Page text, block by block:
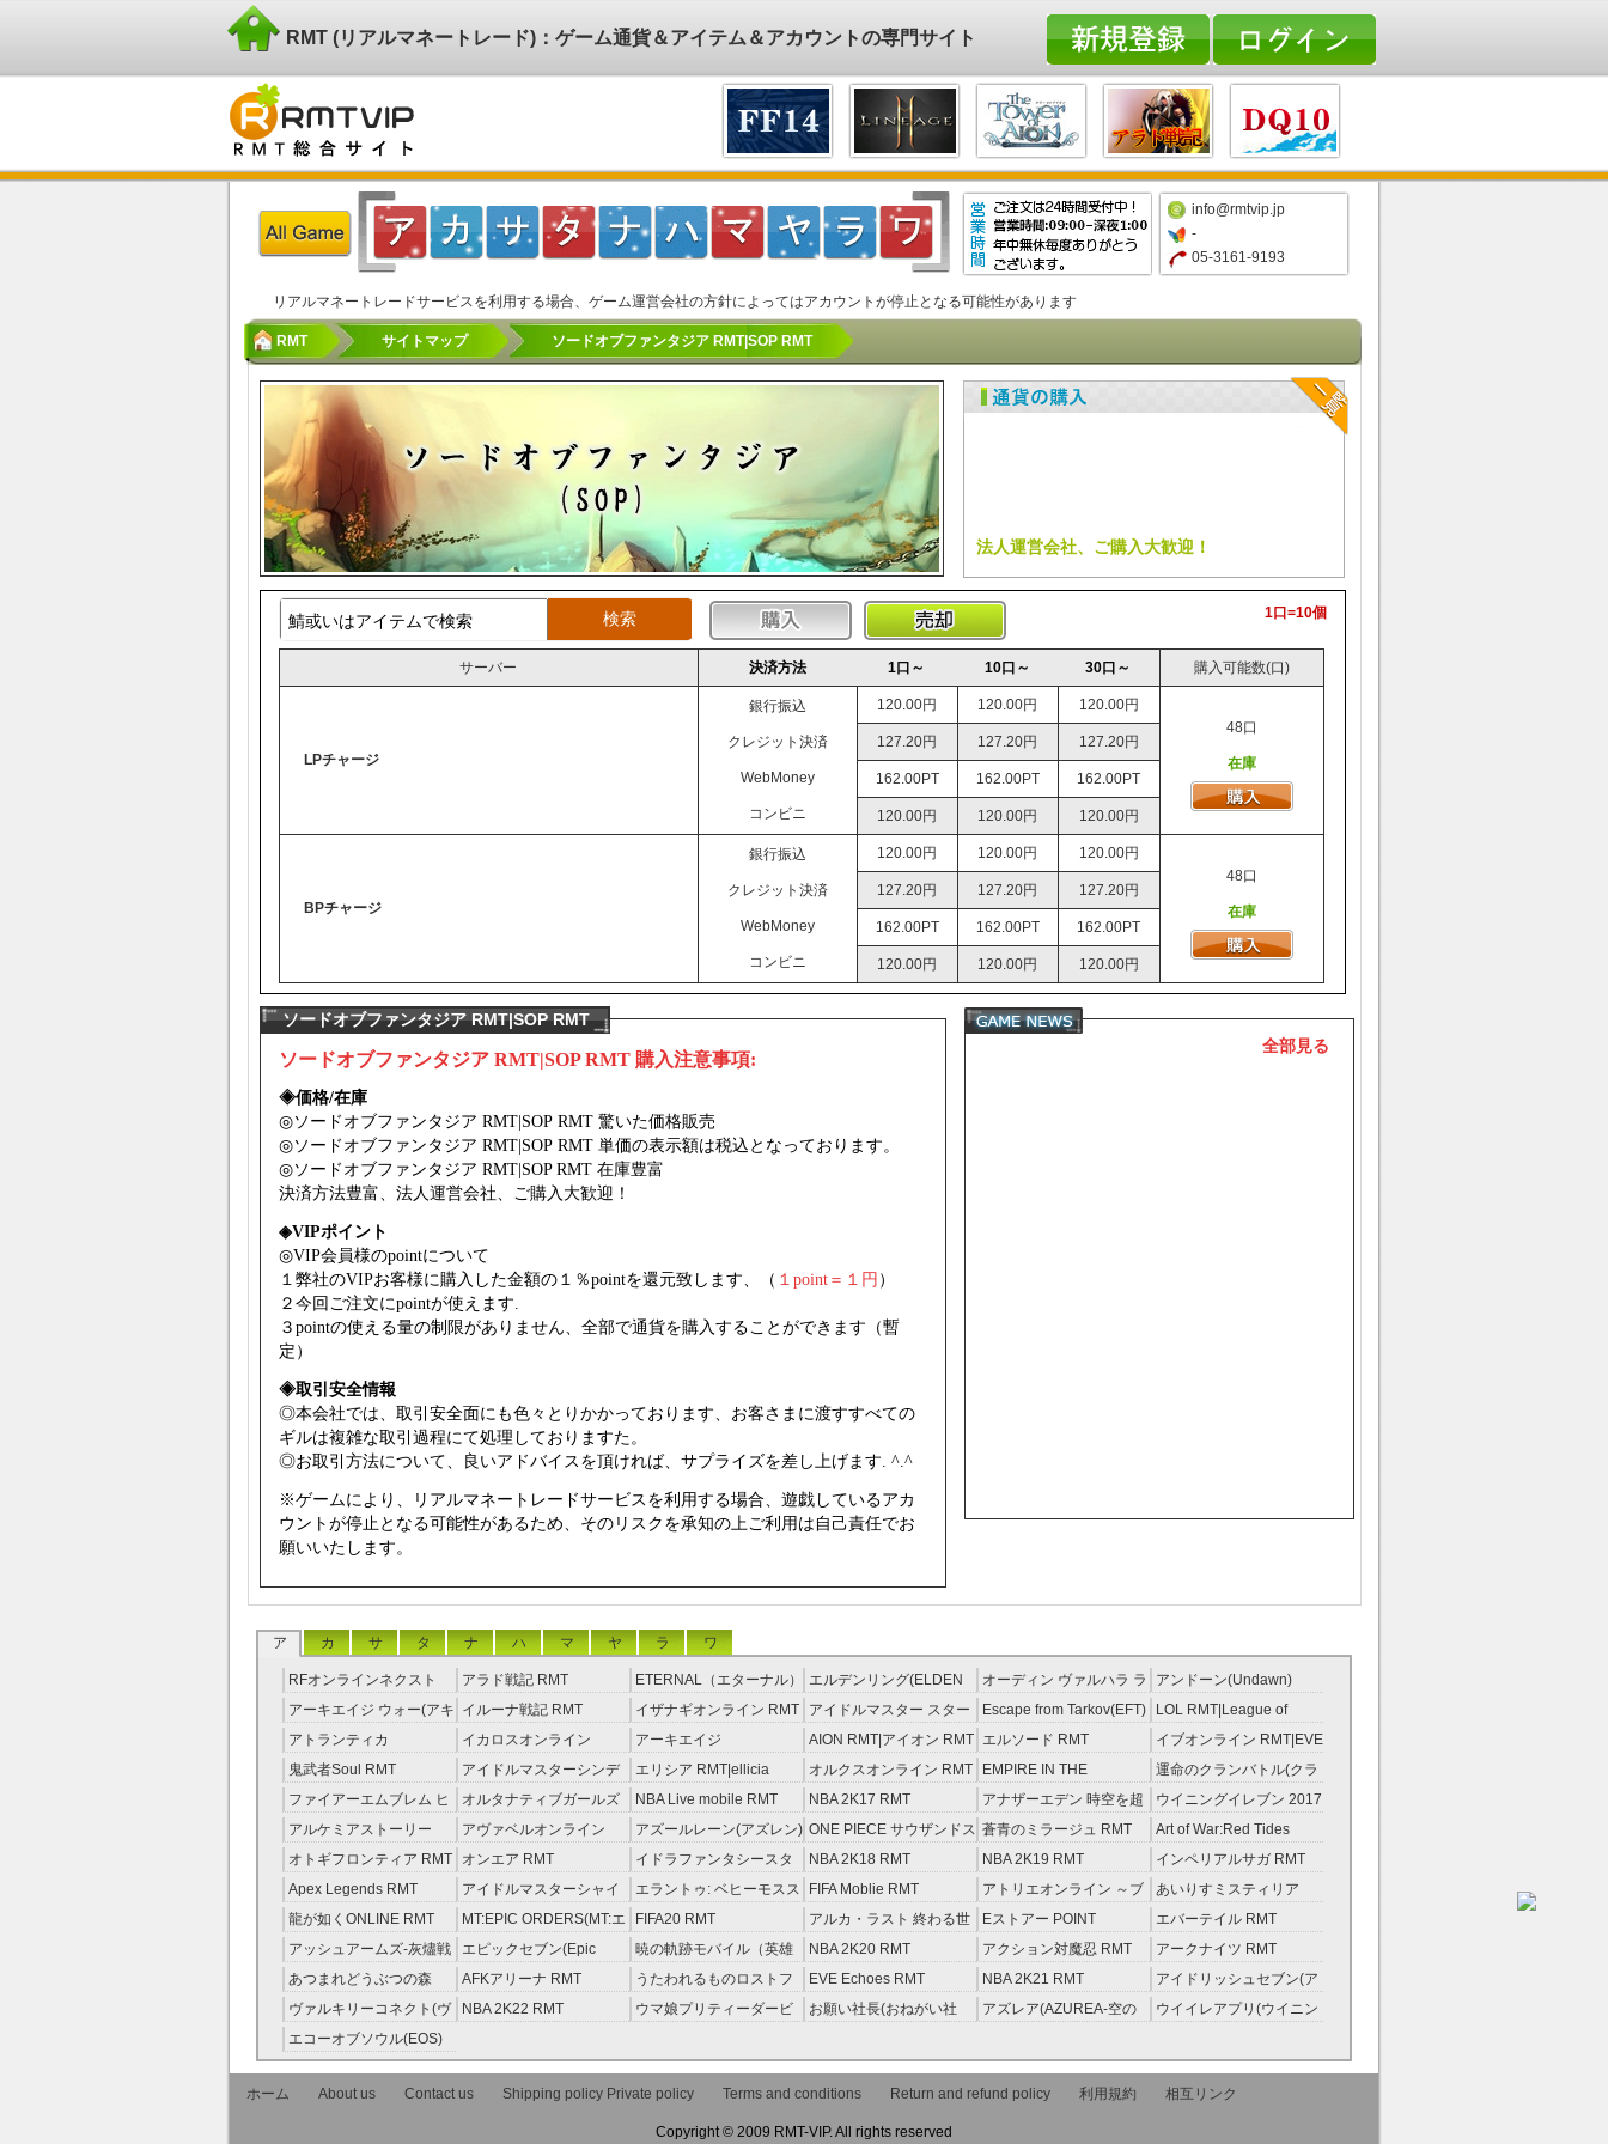
RMT (リアルマネートレード)：ゲーム通貨＆アイテム＆アカウントの専門サイト
info@rmtvip.jp
-
05-3161-9193
リアルマネートレードサービスを利用する場合、ゲーム運営会社の方針によってはアカウントが停止となる可能性があります
RMT サイトマップ ソードオブファンタジア RMT|SOP RMT
法人運営会社、ご購入大歓迎！
1口=10個
サーバー 決済方法 1口～ 10口～ 30口～ 購入可能数(口)
LPチャージ
銀行振込
クレジット決済
WebMoney
コンビニ
120.00円 120.00円
120.00円
48口
在庫
127.20円 127.20円 127.20円
162.00PT 162.00PT 162.00PT
120.00円 120.00円 120.00円
BPチャージ
銀行振込
クレジット決済
WebMoney
コンビニ
120.00円 120.00円
120.00円
48口
在庫
127.20円 127.20円 127.20円
162.00PT 162.00PT 162.00PT
120.00円 120.00円 120.00円
ソードオブファンタジア RMT|SOP RMT
ソードオブファンタジア RMT|SOPRMT 購入注意事項:
◈価格/在庫
◎ソードオブファンタジア RMT|SOPRMT 驚いた価格販売
◎ソードオブファンタジア RMT|SOPRMT 単価の表示額は税込となっております。
◎ソードオブファンタジア RMT|SOP RMT 在庫豊富
決済方法豊富、法人運営会社、ご購入大歓迎！
◈VIPポイント
◎VIP会員様のpointについて
１弊社のVIPお客様に購入した金額の１％pointを還元致します、（ １point＝１円 ）
２今回ご注文にpointが使えます.
３pointの使える量の制限がありません、全部で通貨を購入することができます（暫
定）
◈取引安全情報
◎本会社では、取引安全面にも色々とりかかっております、お客さまに渡すすべての
ギルは複雑な取引過程にて処理しておりますた。
◎お取引方法について、良いアドバイスを頂ければ、サプライズを差し上げます. ^.^
※ゲームにより、リアルマネートレードサービスを利用する場合、遊戯しているアカ
ウントが停止となる可能性があるため、そのリスクを承知の上ご利用は自己責任でお
願いいたします。
全部見る
ア カ サ タ ナ ハ マ ヤ ラ ワ
RFオンラインネクスト
RMT
アラド戦記 RMT
ETERNAL（エターナル）
RMT
エルデンリング(ELDEN
RING) RMT
オーディン ヴァルハラ ラ
イジング RMT
アンドーン(Undawn)
RMT
アーキエイジ ウォー(アキ
ウオ) RMT
イルーナ戦記 RMT イザナギオンライン RMT
アイドルマスター スター
ライトステージ RMT
Escape from Tarkov(EFT)
RMT
LOL RMT|League of
Legends RMT
アトランティカ
RMT|Atlantica RMT
イカロスオンライン
RMT（予約制）
アーキエイジ
RMT|ArcheAge RMT（予
約制）
AION RMT|アイオン RMT エルソード RMT
イブオンライン RMT|EVE
RMT
鬼武者Soul RMT
アイドルマスターシンデ
レラガールズ(モバマス)
RMT
エリシア RMT|ellicia
RMT
オルクスオンライン RMT
EMPIRE IN THE
STORM（エンスト）
RMT
運命のクランバトル(クラ
バト) RMT
ファイアーエムブレム ヒ
ーローズ(FEヒーローズ)
RMT
オルタナティブガールズ
RMT
NBA Live mobile RMT NBA 2K17 RMT
アナザーエデン 時空を超
える猫 アカウント RMT
ウイニングイレブン 2017
RMT|Winning Eleven
2017 RMT
アルケミアストーリー
（アルスト） RMT
アヴァベルオンライン
RMT
アズールレーン(アズレン)
RMT
ONE PIECE サウザンドス
トーム アカウント RMT
蒼青のミラージュ RMT
Art of War:Red Tides
RMT
オトギフロンティア RMT オンエア RMT
イドラファンタシースタ
ーサーガ RMT
NBA 2K18 RMT NBA 2K19 RMT
インペリアルサガ RMT
Apex Legends RMT
アイドルマスターシャイ
ニーカラーズ(シャニマス)
RMT
エラントゥ: ベヒーモスス
ピリット RMT
FIFA Moblie RMT
アトリエオンライン ～ブ
レセイルの錬金術士～
RMT
あいりすミスティリア
RMT
龍が如くONLINE RMT
MT:EPIC ORDERS(MT:エ
ピック・オーダーズ)
RMT
FIFA20 RMT
アルカ・ラスト 終わる世
界と歌姫の果実 RMT
Eストアー POINT
エバーテイル RMT
アッシュアームズ‐灰燼戦
線 RMT
エピックセブン(Epic
Seven) RMT
暁の軌跡モバイル（英雄
伝説 ） RMT
NBA 2K20 RMT アクション対魔忍 RMT
アークナイツ RMT
あつまれどうぶつの森
RMT
AFKアリーナ RMT
うたわれるものロストフ
ラグ(ロスフラ) RMT
EVE Echoes RMT NBA 2K21 RMT
アイドリッシュセブン(ア
イナナ) RMT
ヴァルキリーコネクト(ヴ
ァルコネ) RMT
NBA 2K22 RMT
ウマ娘プリティーダービ
お願い社長(おねがい社
アズレア(AZUREA-空の
ウイイレアプリ(ウイニン
エコーオブソウル(EOS)
RMT
ホーム
About us Contact us Shipping policy Private policy Terms and conditions Return and refund policy 利用規約 相互リンク
Copyright © 2009 RMT-VIP. All rights reserved